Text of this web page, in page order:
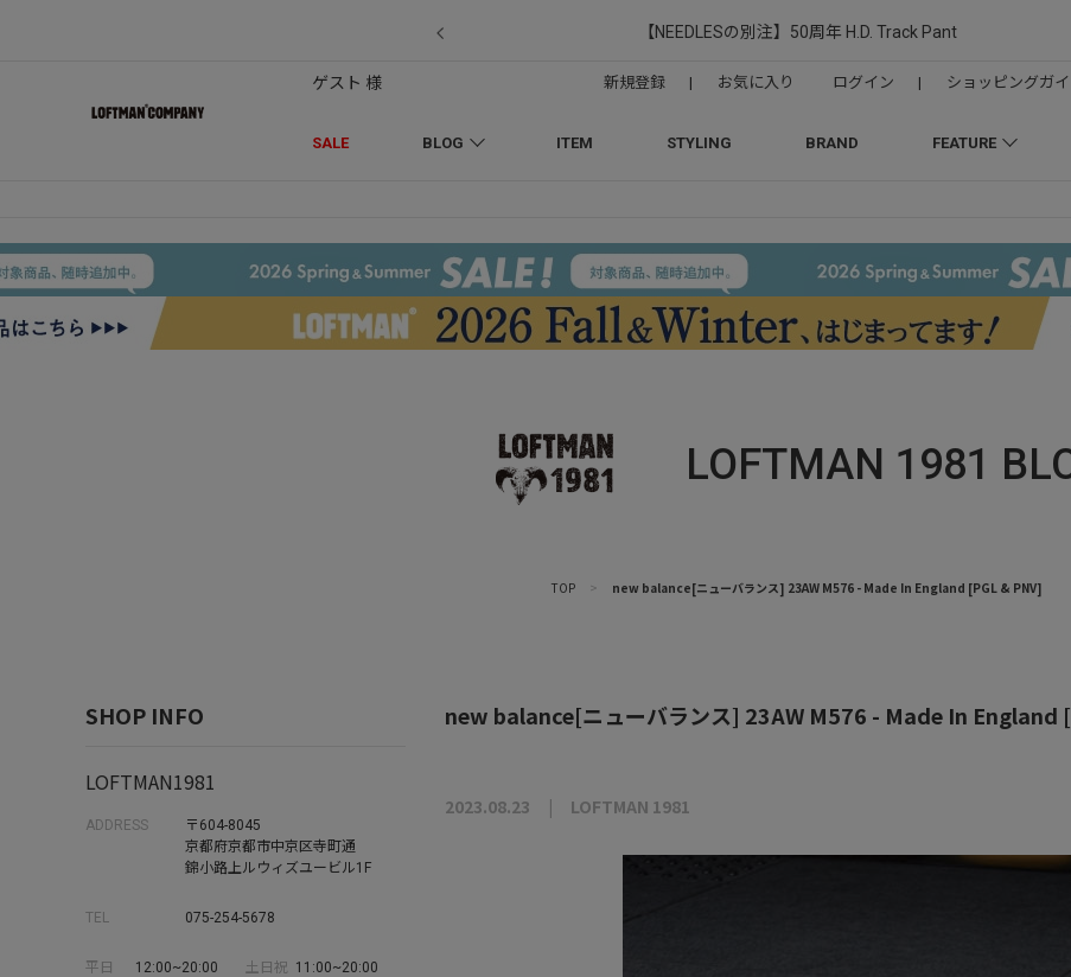
【NEEDLESの別注】50周年 H.D. Track Pant
SALE BLOG ITEM STYLING BRAND FEATURE
ゲスト 様 新規登録 | お気に入り ログイン | ショッピングガイ
LOFTMAN 1981
TOP > new balance[ニューバランス] 23AW M576 - Made In England [PGL & PNV]
SHOP INFO
LOFTMAN1981
ADDRESS
〒604-8045
京都府京都市中京区寺町通
錦小路上ルウィズユービル1F
TEL 075-254-5678
平日 12:00~20:00 土日祝 11:00~20:00
new balance[ニューバランス] 23AW M576 - Made In England
2023.08.23 LOFTMAN 1981